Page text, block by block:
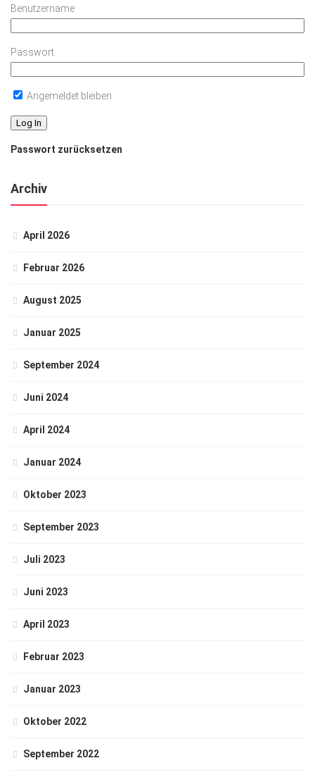
Benutzername
Passwort
Angemeldet bleiben
Passwort zurücksetzen
Archiv
April 2026
Februar 2026
August 2025
Januar 2025
September 2024
Juni 2024
April 2024
Januar 2024
Oktober 2023
September 2023
Juli 2023
Juni 2023
April 2023
Februar 2023
Januar 2023
Oktober 2022
September 2022